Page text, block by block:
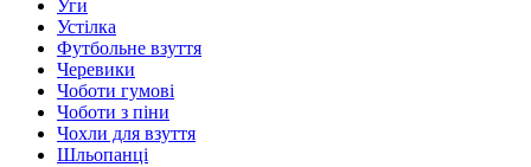
Уги
Устілка
Футбольне взуття
Черевики
Чоботи гумові
Чоботи з піни
Чохли для взуття
Шльопанці